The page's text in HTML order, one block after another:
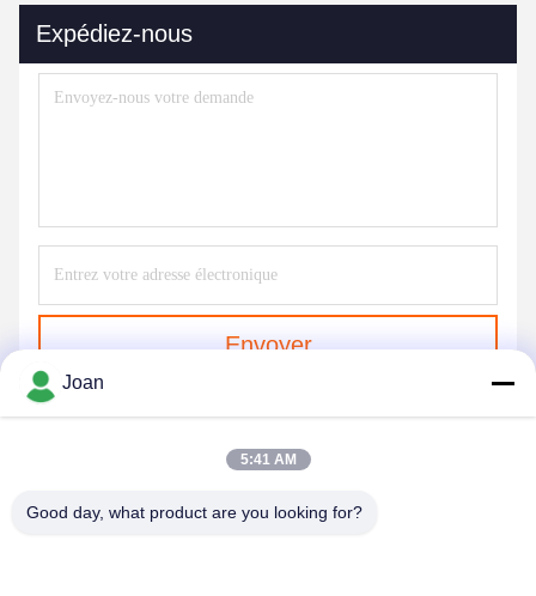
Expédiez-nous
Envoyer
Joan
5:41 AM
Good day, what product are you looking for?